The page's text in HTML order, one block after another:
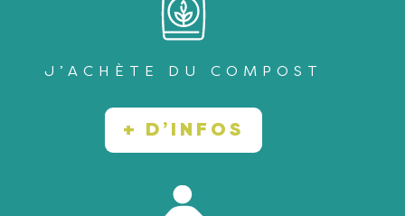
J’ACHÈTE DU COMPOST
+ D’INFOS